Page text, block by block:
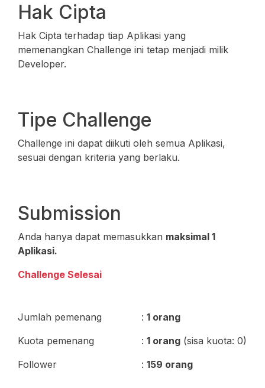
Hak Cipta
Hak Cipta terhadap tiap Aplikasi yang
memenangkan Challenge ini tetap menjadi milik
Developer.
Tipe Challenge
Challenge ini dapat diikuti oleh semua Aplikasi,
sesuai dengan kriteria yang berlaku.
Submission
Anda hanya dapat memasukkan maksimal 1
Aplikasi.
Challenge Selesai
Jumlah pemenang : 1 orang
Kuota pemenang
: 1 orang (sisa kuota: 0)
Follower
: 159 orang